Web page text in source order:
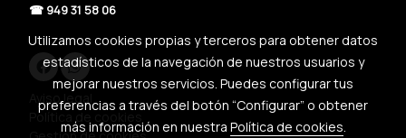
☎ 949 31 58 06
Aviso legal
Política de cookies
Utilizamos cookies propias y terceros para obtener datos
estadísticos de la navegación de nuestros usuarios y
mejorar nuestros servicios. Puedes configurar tus
preferencias a través del botón “Configurar” o obtener
más información en nuestra Política de cookies.